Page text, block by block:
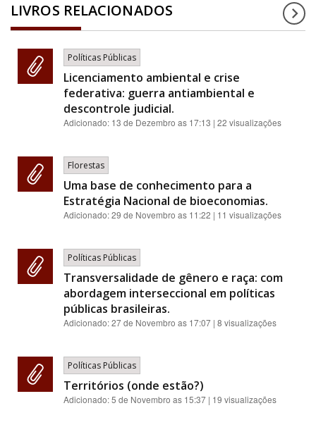
LIVROS RELACIONADOS
Políticas Públicas
Licenciamento ambiental e crise
federativa: guerra antiambiental e
descontrole judicial.
Adicionado: 13 de Dezembro as 17:13 | 22 visualizações
Florestas
Uma base de conhecimento para a
Estratégia Nacional de bioeconomias.
Adicionado:29 de Novembro as 11:22 | 11 visualizações
Políticas Públicas
Transversalidade de gênero e raça: com
abordagem interseccional em políticas
públicas brasileiras.
Adicionado:27 de Novembro as 17:07 | 8 visualizações
Políticas Públicas
Territórios (onde estão?)
Adicionado:5 de Novembro as 15:37 | 19 visualizações